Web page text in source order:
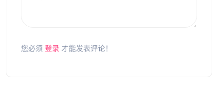
您必须 登录 才能发表评论！